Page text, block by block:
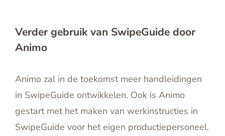
Verder gebruik van SwipeGuide door
Animo
Animo zal in de toekomst meer handleidingen
in SwipeGuide ontwikkelen. Ook is Animo
gestart met het maken van werkinstructies in
SwipeGuide voor het eigen productiepersoneel.